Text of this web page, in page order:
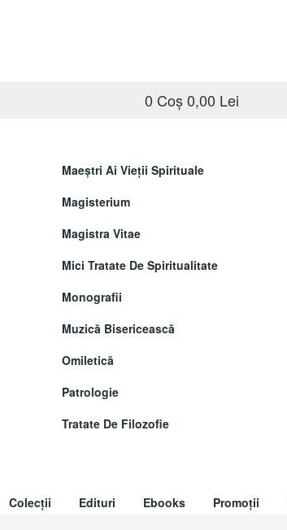
0 Coș0,00 Lei
Maeştri Ai Vieţii Spirituale
Magisterium
Magistra Vitae
Mici Tratate De Spiritualitate
Monografii
Muzică Bisericească
Omiletică
Patrologie
Tratate De Filozofie
Colecții Edituri Ebooks Promoții